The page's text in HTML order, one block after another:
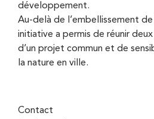
développement.
Au-delà de l’embellissement
initiative a permis de réunir
d’un projet commun et de
la nature en ville.
Contact